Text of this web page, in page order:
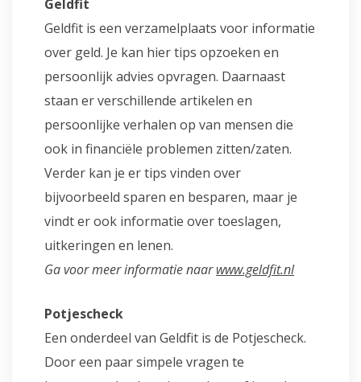
Geldfit
Geldfit is een verzamelplaats voor informatie
over geld. Je kan hier tips opzoeken en
persoonlijk advies opvragen. Daarnaast
staan er verschillende artikelen en
persoonlijke verhalen op van mensen die
ook in financiële problemen zitten/zaten.
Verder kan je er tips vinden over
bijvoorbeeld sparen en besparen, maar je
vindt er ook informatie over toeslagen,
uitkeringen en lenen.
Ga voor meer informatie naarwww.geldfit.nl
Potjescheck
Een onderdeel van Geldfit is de Potjescheck.
Door een paar simpele vragen te